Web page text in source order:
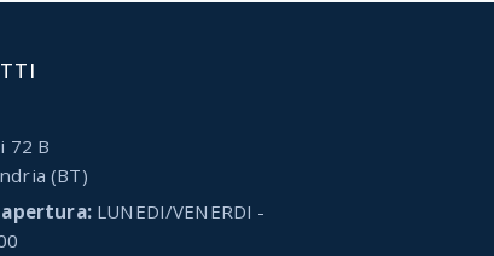
72 B
(BT)
LUNEDI/VENERDI -